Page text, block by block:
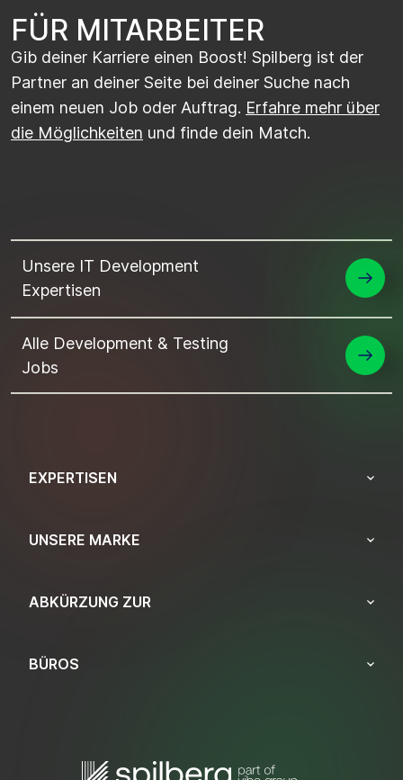
FÜR MITARBEITER
Gib deiner Karriere einen Boost! Spilberg ist der
Partner an deiner Seite bei deiner Suche nach
einem neuen Job oder Auftrag. Erfahre mehr über
die Möglichkeiten und finde dein Match.
Unsere IT Development
Expertisen
Alle Development & Testing
Jobs
EXPERTISEN
UNSERE MARKE
ABKÜRZUNG ZUR
BÜROS